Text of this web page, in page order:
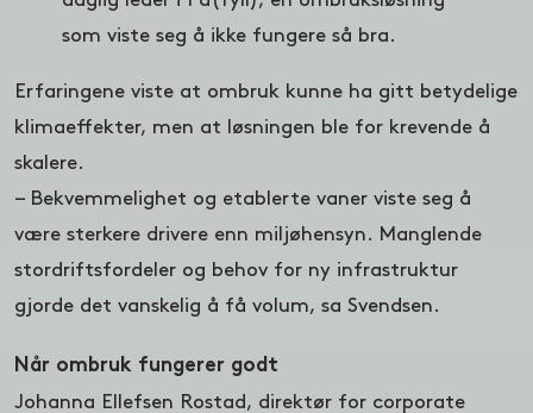
som viste seg å ikke fungere så bra.
Erfaringene viste at ombruk kunne ha gitt betydelige
klimaeffekter, men at løsningen ble for krevende å
skalere.
– Bekvemmelighet og etablerte vaner viste seg å
være sterkere drivere enn miljøhensyn. Manglende
stordriftsfordeler og behov for ny infrastruktur
gjorde det vanskelig å få volum, sa Svendsen.
Når ombruk fungerer godt
Johanna Ellefsen Rostad, direktør for corporate